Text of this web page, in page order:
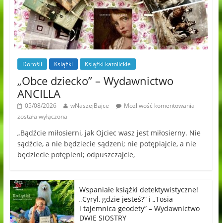
Dorośli Książki Książki katolickie
„Obce dziecko” – Wydawnictwo
ANCILLA
05/08/2026 wNaszejBajce
Możliwość komentowania
została wyłączona
„Bądźcie miłosierni, jak Ojciec wasz jest miłosierny. Nie
sądźcie, a nie będziecie sądzeni; nie potępiajcie, a nie
będziecie potępieni; odpuszczajcie,
Wspaniałe książki detektywistyczne!
„Cyryl, gdzie jesteś?” i „Tosia
i tajemnica geodety” – Wydawnictwo
DWIE SIOSTRY